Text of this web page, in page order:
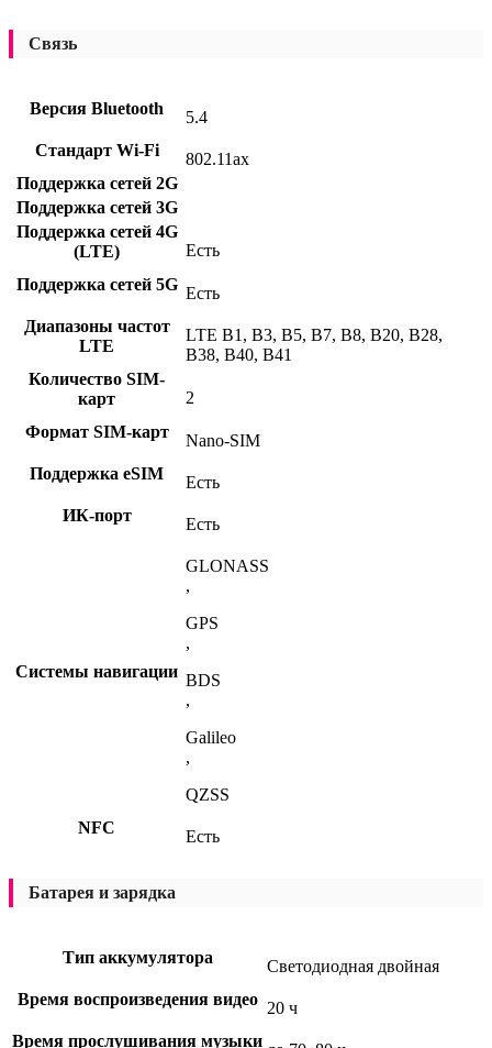
Связь
Версия Bluetooth
5.4
Стандарт Wi-Fi
802.11ax
Поддержка сетей 2G
Поддержка сетей 3G
Поддержка сетей 4G
(LTE)
Есть
Поддержка сетей 5G Есть
Диапазоны частот
LTE
LTE B1, B3, B5, B7, B8, B20, B28,
B38, B40, B41
Количество SIM-
карт
2
Формат SIM-карт
Nano-SIM
Поддержка eSIM
Есть
ИК-порт
Есть
Системы навигации
GLONASS
,
GPS
,
BDS
,
Galileo
,
QZSS
NFC
Есть
Батарея и зарядка
Тип аккумулятора
Светодиодная двойная
Время воспроизведения видео 20 ч
Время прослушивания музыки